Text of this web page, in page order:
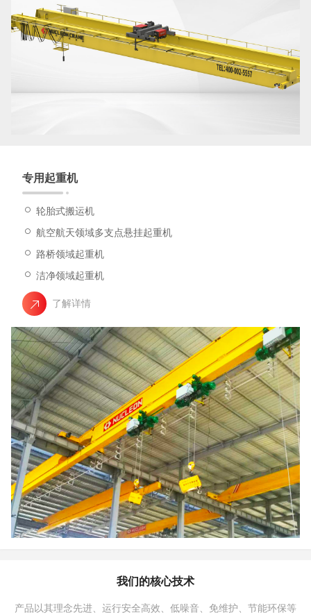
专用起重机
轮胎式搬运机
航空航天领域多支点悬挂起重机
路桥领域起重机
洁净领域起重机
了解详情
我们的核心技术
产品以其理念先进、运行安全高效、低噪音、免维护、节能环保等